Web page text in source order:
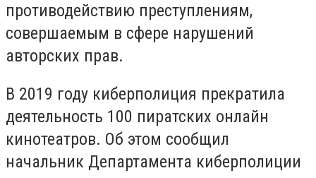
противодействию преступлениям,
совершаемым в сфере нарушений
авторских прав.
В 2019 году киберполиция прекратила
деятельность 100 пиратских онлайн
кинотеатров. Об этом сообщил
начальник Департамента киберполиции